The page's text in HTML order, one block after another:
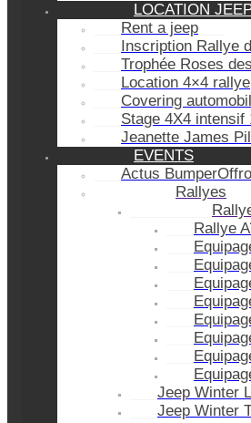
LOCATION
Rent a jeep
Inscription Rallye
Trophée Roses
Location 4×4 rallye
Covering
Stage 4X4 intensif
Jeanette James
EVENTS
Actus
Rallyes
Rallye
Jeep Winter
Jeep Winter